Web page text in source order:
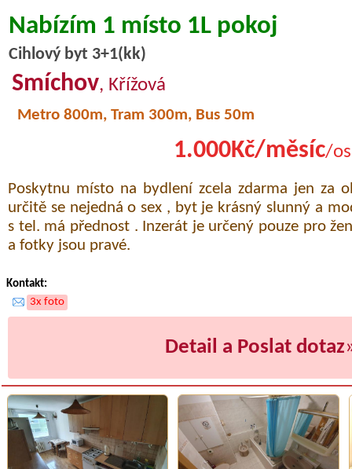
Nabízím 1 místo 1L pokoj
Cihlový byt 3+1(kk)
Smíchov, Křížová
Metro 800m, Tram 300m, Bus 50m
1.000Kč/měsíc/
Poskytnu místo na bydlení zcela zdarma jen za
určitě se nejedná o sex , byt je krásný slunný a
s tel. má přednost . Inzerát je určený pouze pro
a fotky jsou pravé.
Kontakt:
3x foto
Detail a Poslat dotaz